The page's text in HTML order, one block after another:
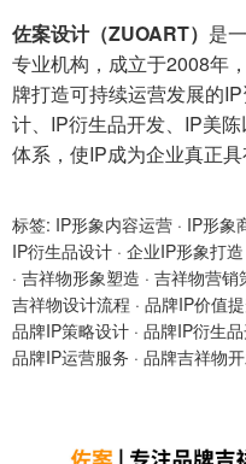
佐案设计（ZUOART） 是
专业机构，成立于2008年
牌打造可持续运营发展的
计、IP衍生品开发、IP美
体系，使IP成为企业真正
标签: IP形象内容运营 · IP形象
IP衍生品设计 · 企业IP形象打造
· 吉祥物形象塑造 · 吉祥物营销
吉祥物设计流程 · 品牌IP价值
品牌IP策略设计 · 品牌IP衍生
品牌IP运营服务 · 品牌吉祥物